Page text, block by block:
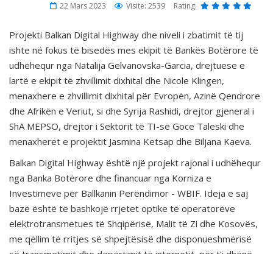
22 Mars 2023 Visite: 2539 Rating:
Projekti Balkan Digital Highway dhe niveli i zbatimit të tij
ishte në fokus të bisedës mes ekipit të Bankës Botërore të
udhëhequr nga Natalija Gelvanovska-Garcia, drejtuese e
lartë e ekipit të zhvillimit dixhital dhe Nicole Klingen,
menaxhere e zhvillimit dixhital për Evropën, Azinë Qendrore
dhe Afrikën e Veriut, si dhe Syrija Rashidi, drejtor gjeneral i
ShA MEPSO, drejtor i Sektorit të TI-së Goce Taleski dhe
menaxheret e projektit Jasmina Ketsap dhe Biljana Kaeva.
Balkan Digital Highway është një projekt rajonal i udhëhequr
nga Banka Botërore dhe financuar nga Korniza e
Investimeve për Ballkanin Perëndimor - WBIF. Ideja e saj
bazë është të bashkojë rrjetet optike të operatorëve
elektrotransmetues të Shqipërisë, Malit të Zi dhe Kosovës,
me qëllim të rritjes së shpejtësisë dhe disponueshmërisë